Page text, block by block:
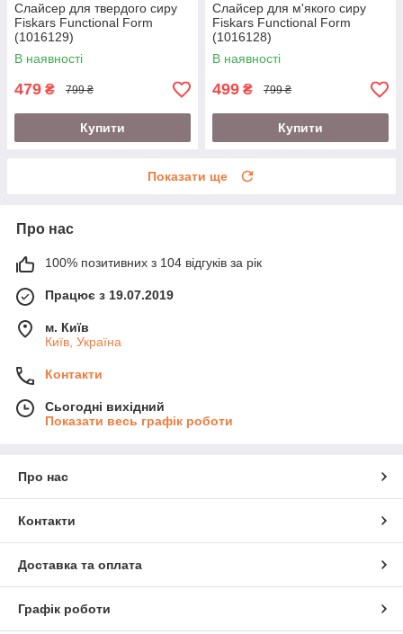
Слайсер для твердого сиру
Fiskars Functional Form
(1016129)
В наявності
479 ₴ 799 ₴
Купити
Слайсер для м'якого сиру
Fiskars Functional Form
(1016128)
В наявності
499 ₴ 799 ₴
Купити
Показати ще
Про нас
100% позитивних з 104 відгуків за рік
Працює з 19.07.2019
м. Київ
Київ, Україна
Контакти
Сьогодні вихідний
Показати весь графік роботи
Про нас
Контакти
Доставка та оплата
Графік роботи